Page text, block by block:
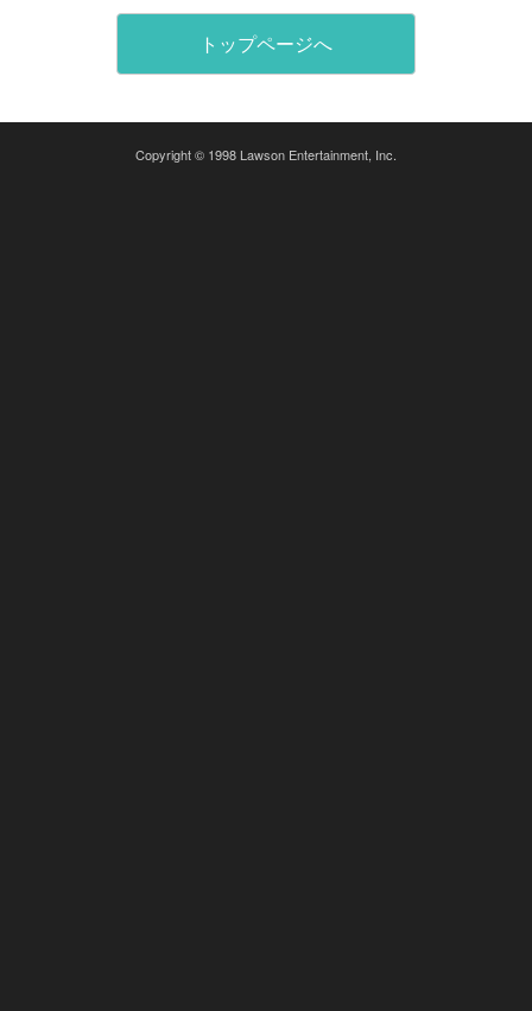
トップページへ
Copyright © 1998 Lawson Entertainment, Inc.